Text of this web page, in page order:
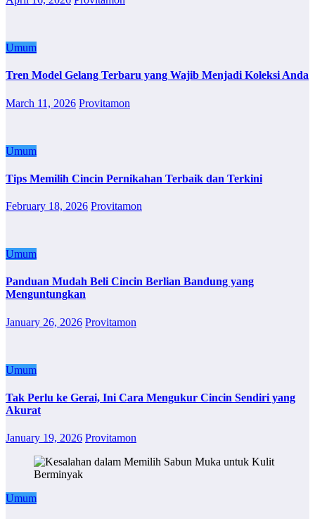
Umum
Tren Model Gelang Terbaru yang Wajib Menjadi Koleksi Anda
March 11, 2026 Provitamon
Umum
Tips Memilih Cincin Pernikahan Terbaik dan Terkini
February 18, 2026 Provitamon
Umum
Panduan Mudah Beli Cincin Berlian Bandung yang
Menguntungkan
January 26, 2026 Provitamon
Umum
Tak Perlu ke Gerai, Ini Cara Mengukur Cincin Sendiri yang
Akurat
January 19, 2026 Provitamon
Umum